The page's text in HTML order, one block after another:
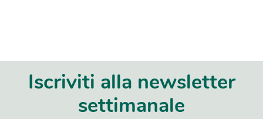
Iscriviti alla newsletter
settimanale